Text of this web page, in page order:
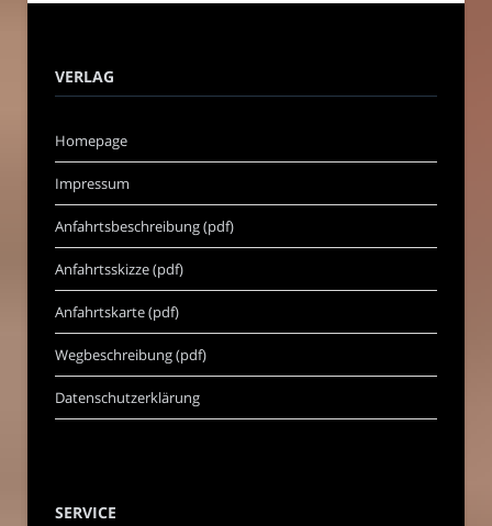
VERLAG
Homepage
Impressum
Anfahrtsbeschreibung (pdf)
Anfahrtsskizze (pdf)
Anfahrtskarte (pdf)
Wegbeschreibung (pdf)
Datenschutzerklärung
SERVICE